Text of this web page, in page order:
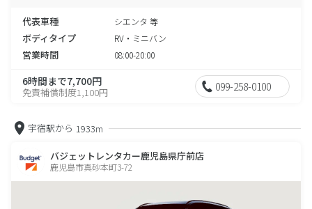
代表車種 シエンタ 等
ボディタイプ RV・ミニバン
営業時間 08:00-20:00
6時間まで7,700円
免責補償制度1,100円 099-258-0100
宇宿駅から 1933m
バジェットレンタカー鹿児島県庁前店
鹿児島市真砂本町3-72